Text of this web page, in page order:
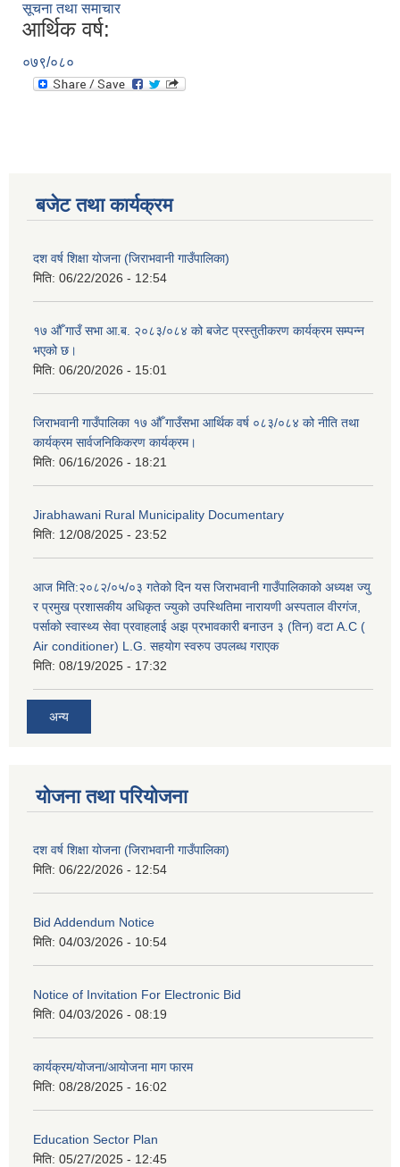
सूचना तथा समाचार
आर्थिक वर्ष:
०७९/०८०
बजेट तथा कार्यक्रम
दश वर्ष शिक्षा योजना (जिराभवानी गाउँपालिका)
मिति: 06/22/2026 - 12:54
१७ औँ गाउँ सभा आ.ब. २०८३/०८४ को बजेट प्रस्तुतीकरण कार्यक्रम सम्पन्न
भएको छ।
मिति: 06/20/2026 - 15:01
जिराभवानी गाउँपालिका १७ औँ गाउँसभा आर्थिक वर्ष ०८३/०८४ को नीति तथा
कार्यक्रम सार्वजनिकिकरण कार्यक्रम।
मिति: 06/16/2026 - 18:21
Jirabhawani Rural Municipality Documentary
मिति: 12/08/2025 - 23:52
आज मिति:२०८२/०५/०३ गतेको दिन यस जिराभवानी गाउँपालिकाको अध्यक्ष ज्यु
र प्रमुख प्रशासकीय अधिकृत ज्युको उपस्थितिमा नारायणी अस्पताल वीरगंज,
पर्साको स्वास्थ्य सेवा प्रवाहलाई अझ प्रभावकारी बनाउन ३ (तिन) वटा A.C (
Air conditioner) L.G. सहयाेग स्वरुप उपलब्ध गराएक
मिति: 08/19/2025 - 17:32
अन्य
योजना तथा परियोजना
दश वर्ष शिक्षा योजना (जिराभवानी गाउँपालिका)
मिति: 06/22/2026 - 12:54
Bid Addendum Notice
मिति: 04/03/2026 - 10:54
Notice of Invitation For Electronic Bid
मिति: 04/03/2026 - 08:19
कार्यक्रम/योजना/आयोजना माग फारम
मिति: 08/28/2025 - 16:02
Education Sector Plan
मिति: 05/27/2025 - 12:45